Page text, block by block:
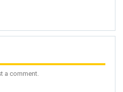
a comment.